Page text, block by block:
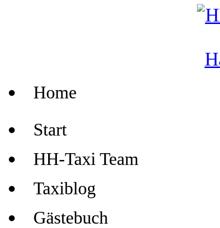
Home
Start
HH-Taxi Team
Taxiblog
Gästebuch